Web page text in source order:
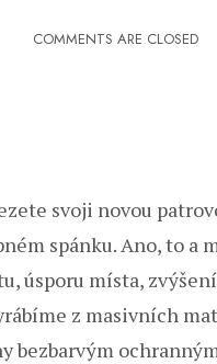
COMMENTS ARE CLOSED
svoji novou
spánku. Ano, to a
úsporu místa,
z masivních
bezbarvým